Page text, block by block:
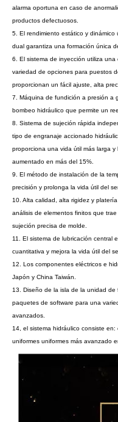
alarma oportuna en caso de
productos defectuosos.
5. El rendimiento estático y
dual garantiza una formación única
6. El sistema de inyección utiliza
variedad de opciones para puestos
proporcionan un fácil ajuste, alta
7. Máquina de fundición a presión a
bombeo hidráulico que permite un
8. Sistema de sujeción rápida
tipo de engranaje accionado
proporciona una vida útil más larga
aumentado en más del 15%.
9. El método de instalación de la
precisión y prolonga la vida útil del
10. Alta calidad, alta rigidez y
análisis de elementos finitos que
sujeción precisa de molde.
11. El sistema de lubricación central
cuantitativa y mejora la vida útil del
12. Los componentes eléctricos e
Japón y China Taiwán.
13. Diseño de la isla de la unidad
paquetes de software para una
avanzados.
14, el sistema hidráulico consiste
uniformes uniformes más avanzado